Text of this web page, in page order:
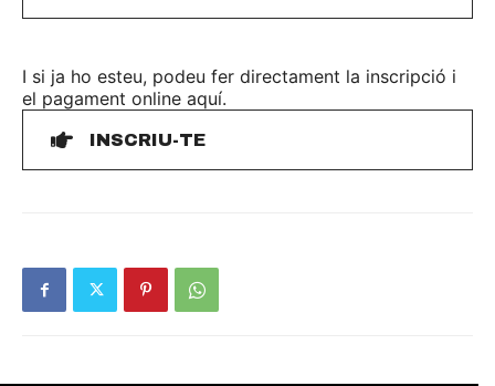
I si ja ho esteu, podeu fer directament la inscripció i
el pagament online aquí.
INSCRIU-TE